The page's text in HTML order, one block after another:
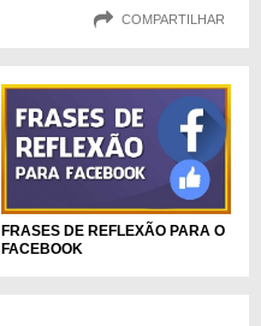
COMPARTILHAR
FRASES DE REFLEXÃO PARA O
FACEBOOK